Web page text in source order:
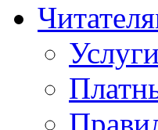
Услуги